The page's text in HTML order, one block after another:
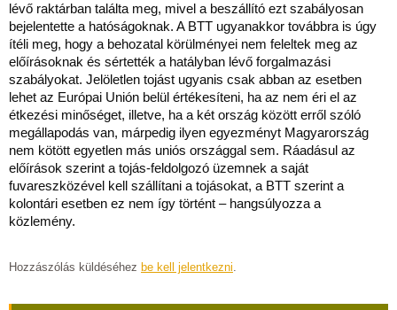
lévő raktárban találta meg, mivel a beszállító ezt szabályosan
bejelentette a hatóságoknak. A BTT ugyanakkor továbbra is úgy
ítéli meg, hogy a behozatal körülményei nem feleltek meg az
előírásoknak és sértették a hatályban lévő forgalmazási
szabályokat. Jelöletlen tojást ugyanis csak abban az esetben
lehet az Európai Unión belül értékesíteni, ha az nem éri el az
étkezési minőséget, illetve, ha a két ország között erről szóló
megállapodás van, márpedig ilyen egyezményt Magyarország
nem kötött egyetlen más uniós országgal sem. Ráadásul az
előírások szerint a tojás-feldolgozó üzemnek a saját
fuvareszközével kell szállítani a tojásokat, a BTT szerint a
kolontári esetben ez nem így történt – hangsúlyozza a
közlemény.
Hozzászólás küldéséhez be kell jelentkezni.